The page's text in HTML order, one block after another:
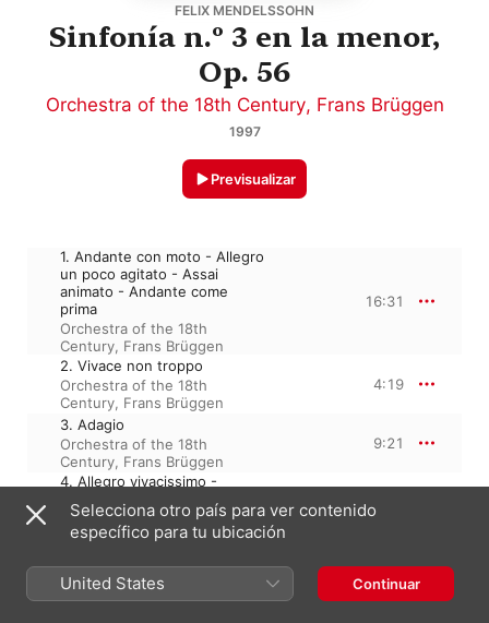
FELIX MENDELSSOHN
Sinfonía n.º 3 en la menor,
Op. 56
Orchestra of the 18th Century, Frans Brüggen
1997
Previsualizar
1. Andante con moto - Allegro
un poco agitato - Assai
animato - Andante come
prima
Orchestra of the 18th
Century, Frans Brüggen
16:31
2. Vivace non troppo
Orchestra of the 18th
Century, Frans Brüggen
4:19
3. Adagio
Orchestra of the 18th
Century, Frans Brüggen
9:21
4. Allegro vivacissimo -
Orchestra of the 18th
Century,Frans Brüggen
9:49
21 de mayo de 1997
Selecciona otro país para ver contenido
específico para tu ubicación
United States Continuar